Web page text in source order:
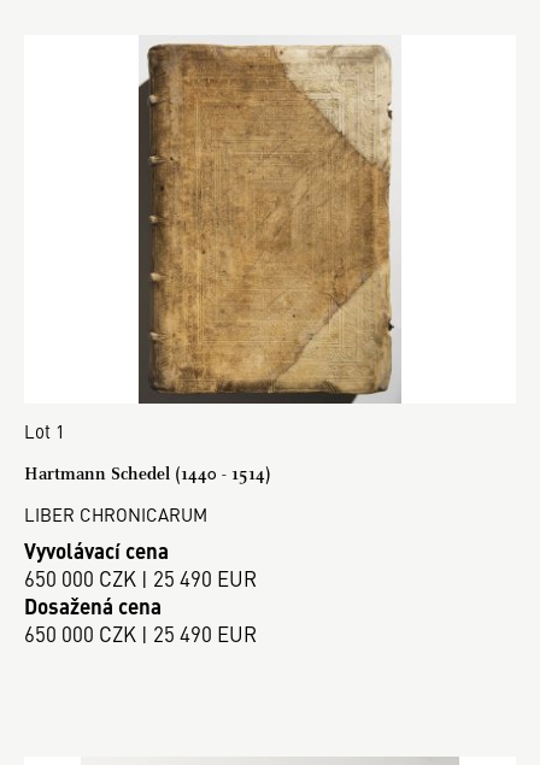
Lot 1
Hartmann Schedel (1440 - 1514)
LIBER CHRONICARUM
Vyvolávací cena
650 000 CZK | 25 490 EUR
Dosažená cena
650 000 CZK | 25 490 EUR